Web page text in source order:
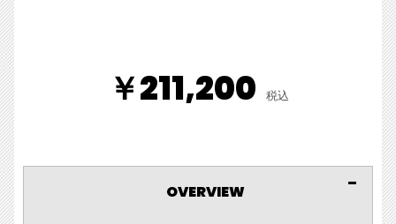
￥211,200 税込
OVERVIEW